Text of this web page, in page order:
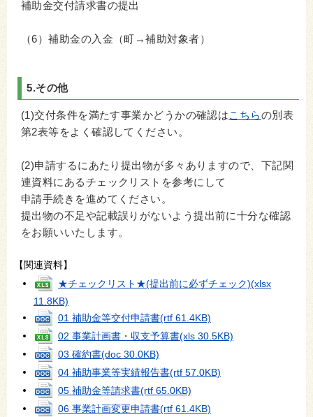
補助金交付請求書の提出
（6）補助金の入金（町→補助対象者）
5.その他
(1)交付条件を満たす事業かどうかの確認はこちらの別表
第2表等をよく確認してください。
(2)申請するにあたり提出物が多々ありますので、下記関
連資料にあるチェックリストを参考にして
申請手続きを進めてください。
提出物の不足や記載誤りがないよう提出前に十分な確認
をお願いいたします。
【関連資料】
★チェックリスト★(提出前に必ずチェック)(xlsx
11.8KB)
01 補助金等交付申請書(rtf 61.4KB)
02 事業計画書・収支予算書(xls 30.5KB)
03 確約書(doc 30.0KB)
04 補助事業等実績報告書(rtf 57.0KB)
05 補助金等請求書(rtf 65.0KB)
06 事業計画変更申請書(rtf 61.4KB)